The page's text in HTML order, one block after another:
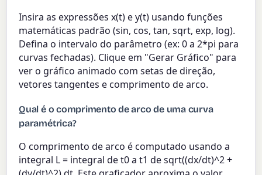
Insira as expressões x(t) e y(t) usando funções
matemáticas padrão (sin, cos, tan, sqrt, exp, log).
Defina o intervalo do parâmetro (ex: 0 a 2*pi para
curvas fechadas). Clique em "Gerar Gráfico" para
ver o gráfico animado com setas de direção,
vetores tangentes e comprimento de arco.
Qual é o comprimento de arco de uma curva
paramétrica?
O comprimento de arco é computado usando a
integral L = integral de t0 a t1 de sqrt((dx/dt)^2 +